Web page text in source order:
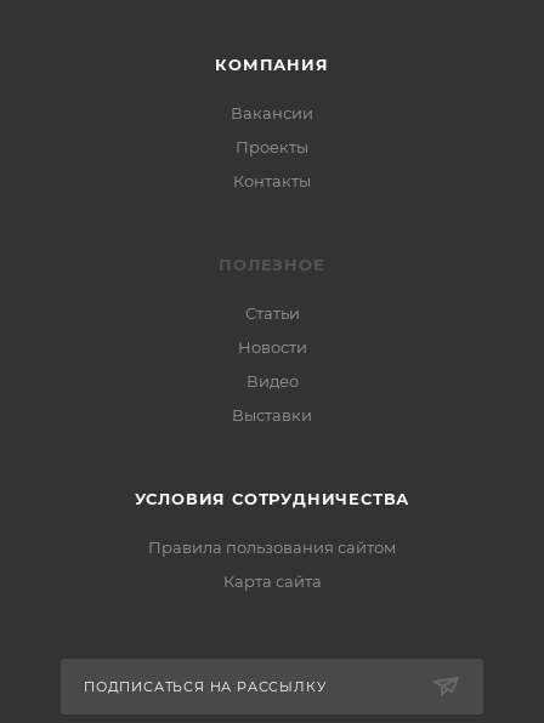
КОМПАНИЯ
Вакансии
Проекты
Контакты
ПОЛЕЗНОЕ
Статьи
Новости
Видео
Выставки
УСЛОВИЯ СОТРУДНИЧЕСТВА
Правила пользования сайтом
Карта сайта
ПОДПИСАТЬСЯ НА РАССЫЛКУ